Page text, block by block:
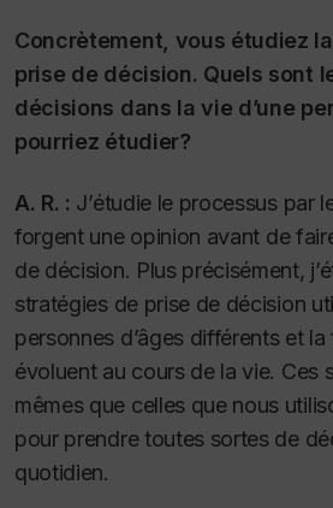
Concrètement, vous étudiez
prise de décision. Quels sont
décisions dans la vie d’une
pourriez étudier?
A. R. : J’étudie le processus par
forgent une opinion avant de
de décision. Plus précisément,
stratégies de prise de décision
personnes d’âges différents et
évoluent au cours de la vie. Ces
mêmes que celles que nous
pour prendre toutes sortes de
quotidien.